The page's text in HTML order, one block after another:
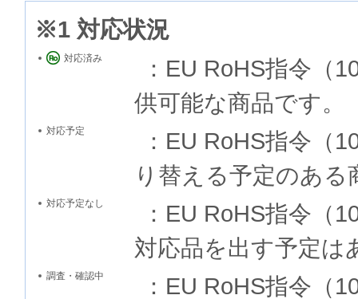
※1 対応状況
対応済み
：EU RoHS指令（
供可能な商品です。
対応予定
：EU RoHS指令（
り替える予定のある
対応予定なし
：EU RoHS指令（
対応品を出す予定は
調査・確認中
：EU RoHS指令（